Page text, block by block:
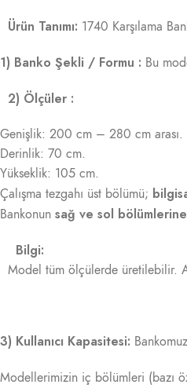
Ürün Tanımı: 1740 Karşılama
1) Banko Şekli / Formu : Bu
2) Ölçüler :
Genişlik: 200 cm – 280 cm arası.
Derinlik: 70 cm.
Yükseklik: 105 cm.
Çalışma tezgahı üst bölümü;
Bankonun sağ ve sol bölümlerine
Bilgi:
Model tüm ölçülerde üretilebilir.
3) Kullanıcı Kapasitesi:
Modellerimizin iç bölümleri (bazı